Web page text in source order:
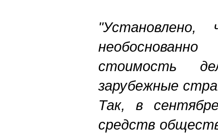
"Установлено,
стоимость
зарубежные
Так, в
средств